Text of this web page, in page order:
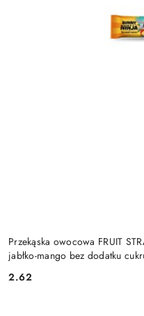
Przekąska owocowa FRUIT
jabłko-mango bez dodatku
Cena:
2.62